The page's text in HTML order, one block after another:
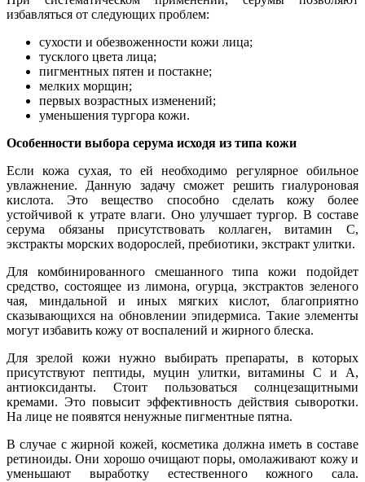
избавляться от следующих проблем:
сухости и обезвоженности кожи лица;
тусклого цвета лица;
пигментных пятен и постакне;
мелких морщин;
первых возрастных изменений;
уменьшения тургора кожи.
Особенности выбора серума исходя из типа кожи
Если кожа сухая, то ей необходимо регулярное обильное
увлажнение. Данную задачу сможет решить гиалуроновая
кислота. Это вещество способно сделать кожу более
устойчивой к утрате влаги. Оно улучшает тургор. В составе
серума обязаны присутствовать коллаген, витамин С,
экстракты морских водорослей, пребиотики, экстракт улитки.
Для комбинированного смешанного типа кожи подойдет
средство, состоящее из лимона, огурца, экстрактов зеленого
чая, миндальной и иных мягких кислот, благоприятно
сказывающихся на обновлении эпидермиса. Такие элементы
могут избавить кожу от воспалений и жирного блеска.
Для зрелой кожи нужно выбирать препараты, в которых
присутствуют пептиды, муцин улитки, витамины С и А,
антиоксиданты. Стоит пользоваться солнцезащитными
кремами. Это повысит эффективность действия сыворотки.
На лице не появятся ненужные пигментные пятна.
В случае с жирной кожей, косметика должна иметь в составе
ретиноиды. Они хорошо очищают поры, омолаживают кожу и
уменьшают выработку естественного кожного сала.